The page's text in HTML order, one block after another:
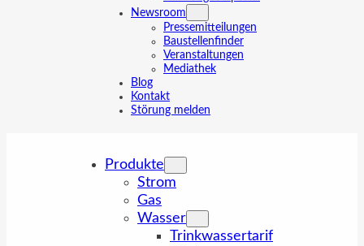
Newsroom
Pressemitteilungen
Baustellenfinder
Veranstaltungen
Mediathek
Blog
Kontakt
Störung melden
Produkte
Strom
Gas
Wasser
Trinkwassertarif